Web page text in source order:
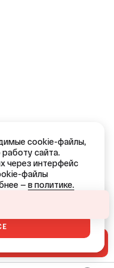
cookie-файлы,
сайта.
через интерфейс
файлы
— в политике.